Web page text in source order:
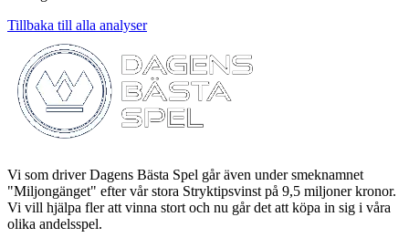
Tillbaka till alla analyser
Vi som driver Dagens Bästa Spel går även under smeknamnet
"Miljongänget" efter vår stora Stryktipsvinst på 9,5 miljoner kronor.
Vi vill hjälpa fler att vinna stort och nu går det att köpa in sig i våra
olika andelsspel.